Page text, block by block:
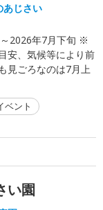
あじさい
2026年7月下旬 ※
安、気候等により前
見ごろなのは7月上
ベント
い園